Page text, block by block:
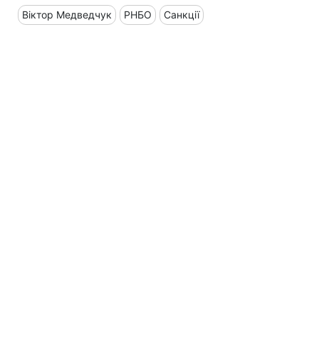
Віктор Медведчук РНБО Санкції